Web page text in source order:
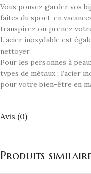
Vous pouvez garder vos
faites du sport, en
transpirez ou prenez
L’acier inoxydable est
nettoyer.
Pour les personnes à
types de métaux : l’acier
pour votre bien-être en
Avis (0)
Produits